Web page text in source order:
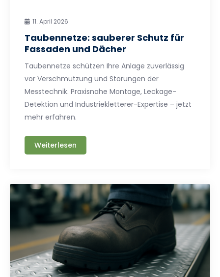
11. April 2026
Taubennetze: sauberer Schutz für
Fassaden und Dächer
Taubennetze schützen Ihre Anlage zuverlässig
vor Verschmutzung und Störungen der
Messtechnik. Praxisnahe Montage, Leckage-
Detektion und Industriekletterer-Expertise – jetzt
mehr erfahren.
Weiterlesen